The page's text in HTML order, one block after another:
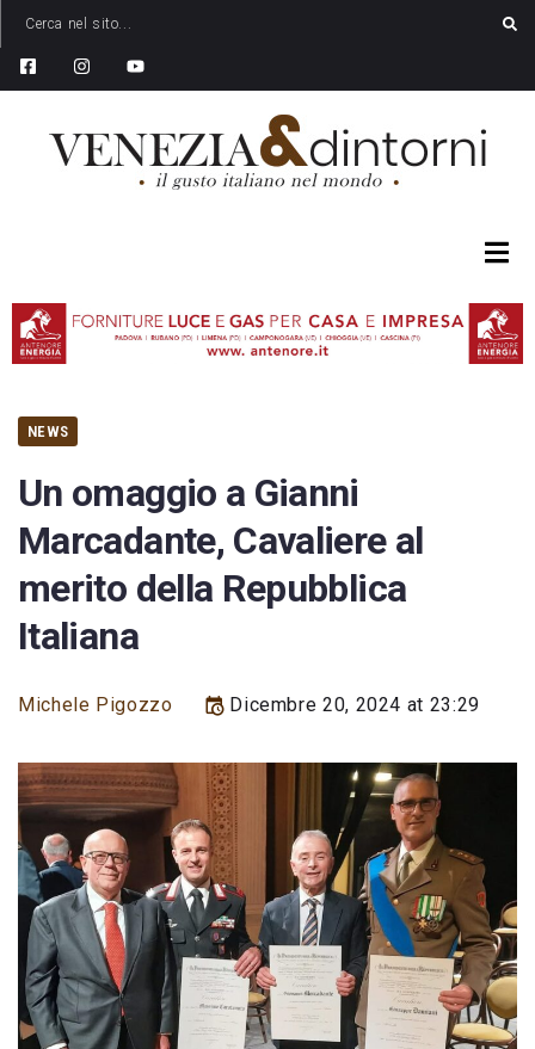
NEWS
Un omaggio a Gianni
Marcadante, Cavaliere al
merito della Repubblica
Italiana
Michele Pigozzo Dicembre 20, 2024 at 23:29